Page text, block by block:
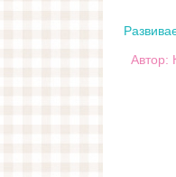
Автор: